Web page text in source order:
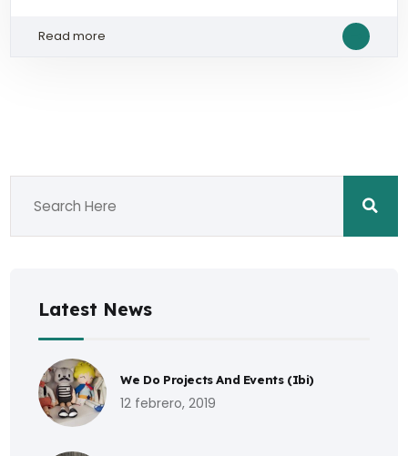
Read more
Latest News
We Do Projects And Events (Ibi)
12 febrero, 2019